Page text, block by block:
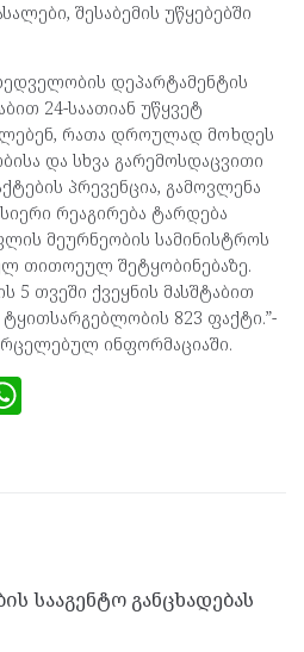
შესაბემის უწყებებში
დეპარტამენტის
24-საათიან უწყვეტ
რათა დროულად მოხდეს
და სხვა გარემოსდაცვითი
პრევენცია, გამოვლენა
რეაგირება ტარდება
მეურნეობის სამინისტროს
თითოეულ შეტყობინებაზე.
5 თვეში ქვეყნის მასშტაბით
823 ფაქტი.”-
ინფორმაციაში.
p
pსააგენტო განცხადებას